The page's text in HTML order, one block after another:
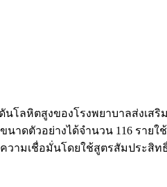
โลหิตสูงของโรงพยาบาลส่งเสริ
ดตัวอย่างได้จำนวน 116 รายใ
วามเชื่อมั่นโดยใช้สูตรสัมประสิ